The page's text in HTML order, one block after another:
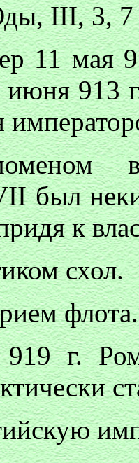
III, 3, 7
11 мая
июня 913
был
к
схол.
флота.
г.